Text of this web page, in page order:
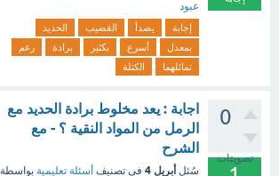
عبود
إجابة يصدأ القضيب
الحديد
بمعدل
أسرع بكثير برادة
رغم
تماثلهما
الكتلة
0
تصويتات
اجابة : يعد مخلوط برادة الحديد مع
الرمل من المواد النقية ؟ - مع
الشرح
سُئل أبريل 4 في تصنيف أسئلة تعليمية بواسطة